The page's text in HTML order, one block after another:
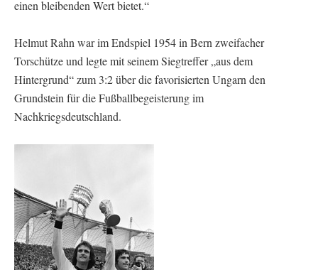
einen bleibenden Wert bietet.“
Helmut Rahn war im Endspiel 1954 in Bern zweifacher
Torschütze und legte mit seinem Siegtreffer „aus dem
Hintergrund“ zum 3:2 über die favorisierten Ungarn den
Grundstein für die Fußballbegeisterung im
Nachkriegsdeutschland.